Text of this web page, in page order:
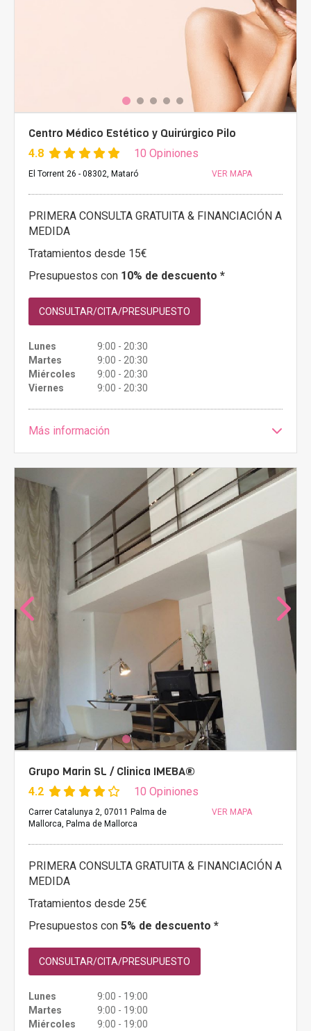
Centro Médico Estético y Quirúrgico Pilo
4.8 10 Opiniones
El Torrent 26 - 08302, Mataró VER MAPA
PRIMERA CONSULTA GRATUITA & FINANCIACIÓN A
MEDIDA
Tratamientos desde 15€
Presupuestos con 10% de descuento *
CONSULTAR/CITA/PRESUPUESTO
Lunes
9:00 - 20:30
Martes
9:00 - 20:30
Miércoles
9:00 - 20:30
Viernes
9:00 - 20:30
Más información
Grupo Marin SL / Clinica IMEBA®
4.2 10 Opiniones
Carrer Catalunya 2, 07011 Palma de
Mallorca, Palma de Mallorca
VER MAPA
PRIMERA CONSULTA GRATUITA & FINANCIACIÓN A
MEDIDA
Tratamientos desde 25€
Presupuestos con 5% de descuento *
CONSULTAR/CITA/PRESUPUESTO
Lunes
9:00 - 19:00
Martes
9:00 - 19:00
Miércoles
9:00 - 19:00